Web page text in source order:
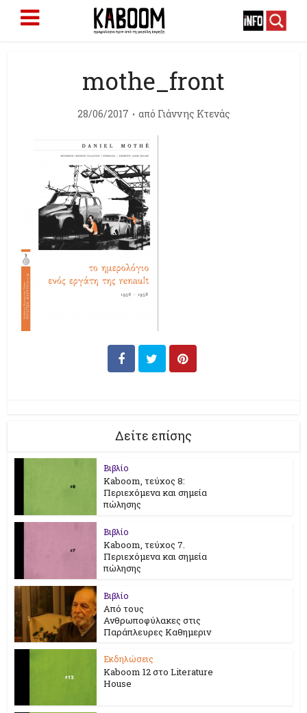
mothe_front
28/06/2017 από Γιάννης Κτενάς
Δείτε επίσης
Βιβλίο
Kaboom, τεύχος 8:
Περιεχόμενα και σημεία
πώλησης
Βιβλίο
Kaboom, τεύχος 7.
Περιεχόμενα και σημεία
πώλησης
Βιβλίο
Από τους
Ανθρωποφύλακες στις
Παράπλευρες Καθημεριν
Εκδηλώσεις
Kaboom 12 στο Literature
House